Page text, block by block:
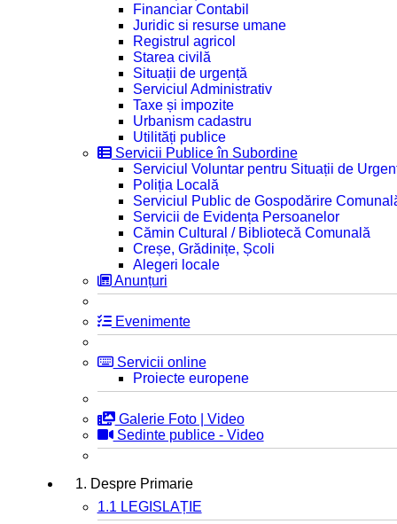
Financiar Contabil
Juridic si resurse umane
Registrul agricol
Starea civilă
Situații de urgență
Serviciul Administrativ
Taxe și impozite
Urbanism cadastru
Utilități publice
Servicii Publice în Subordine
Serviciul Voluntar pentru Situații de
Poliția Locală
Serviciul Public de Gospodărire
Servicii de Evidența Persoanelor
Cămin Cultural / Bibliotecă Comunală
Creșe, Grădinițe, Școli
Alegeri locale
Anunțuri
Evenimente
Servicii online
Proiecte europene
Galerie Foto | Video
Sedinte publice - Video
1. Despre Primarie
1.1 LEGISLAȚIE